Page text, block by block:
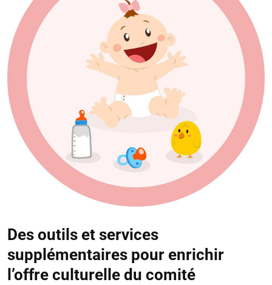
Des outils et services
supplémentaires pour enrichir
l’offre culturelle du comité